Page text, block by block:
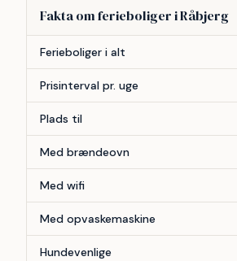
Fakta om ferieboliger i Råbjerg
Ferieboliger i alt
Prisinterval pr. uge
Plads til
Med brændeovn
Med wifi
Med opvaskemaskine
Hundevenlige